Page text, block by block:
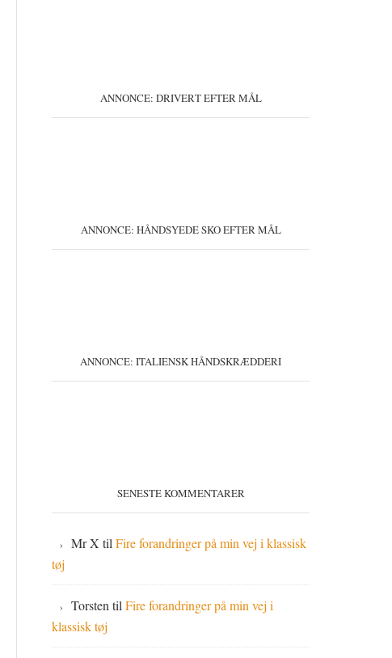
ANNONCE: DRIVERT EFTER MÅL
ANNONCE: HÅNDSYEDE SKO EFTER MÅL
ANNONCE: ITALIENSK HÅNDSKRÆDDERI
SENESTE KOMMENTARER
Mr X til Fire forandringer på min vej i klassisk
tøj
Torsten til Fire forandringer på min vej i
klassisk tøj